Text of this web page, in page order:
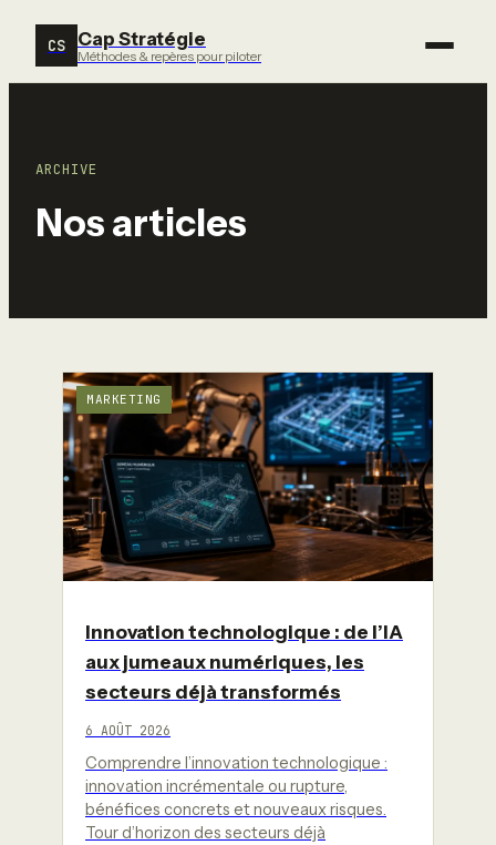
CS Cap Stratégie
Méthodes & repères pour piloter
ARCHIVE
Nos articles
MARKETING
Innovation technologique : de l’IA
aux jumeaux numériques, les
secteurs déjà transformés
6 AOÛT 2026
Comprendre l’innovation technologique :
innovation incrémentale ou rupture,
bénéfices concrets et nouveaux risques.
Tour d’horizon des secteurs déjà